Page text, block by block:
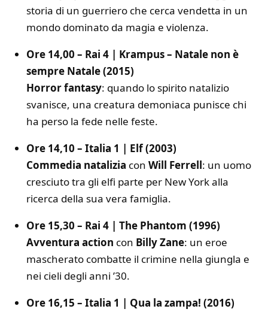
storia di un guerriero che cerca vendetta in un
mondo dominato da magia e violenza.
Ore 14,00 – Rai 4 | Krampus – Natale non è
sempre Natale (2015)
Horror fantasy: quando lo spirito natalizio
svanisce, una creatura demoniaca punisce chi
ha perso la fede nelle feste.
Ore 14,10 – Italia 1 | Elf (2003)
Commedia natalizia con Will Ferrell: un uomo
cresciuto tra gli elfi parte per New York alla
ricerca della sua vera famiglia.
Ore 15,30 – Rai 4 | The Phantom (1996)
Avventura action con Billy Zane: un eroe
mascherato combatte il crimine nella giungla e
nei cieli degli anni ’30.
Ore 16,15 – Italia 1 | Qua la zampa! (2016)